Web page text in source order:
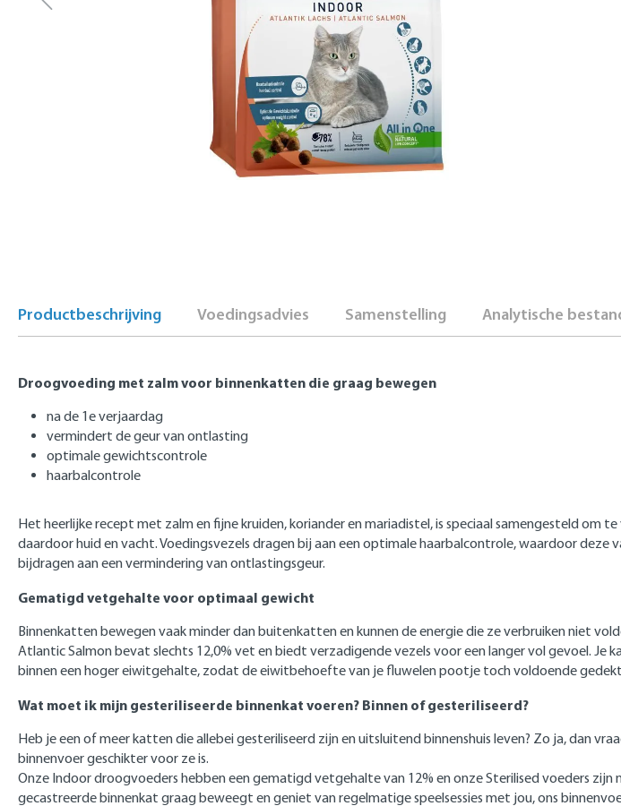
Productbeschrijving Voedingsadvies Samenstelling Analytische
Droogvoeding met zalmvoor binnenkatten die graag bewegen
na de 1e verjaardag
vermindert de geur van ontlasting
optimale gewichtscontrole
haarbalcontrole
Het heerlijke recept met zalm en fijne kruiden, koriander en mariadistel, is speciaal samengesteld
daardoor huid en vacht. Voedingsvezels dragen bij aan een optimale haarbalcontrole, waardoor
bijdragen aan een vermindering van ontlastingsgeur.
Gematigd vetgehalte voor optimaal gewicht
Binnenkatten bewegen vaak minder dan buitenkatten en kunnen de energie die ze verbruiken niet
Atlantic Salmon bevat slechts 12,0% vet en biedt verzadigende vezels voor een langer vol gevoel.
binnen een hoger eiwitgehalte, zodat de eiwitbehoefte van je fluwelen pootje toch voldoende
Wat moet ik mijn gesteriliseerde binnenkat voeren? Binnen of gesteriliseerd?
Heb je een of meer katten die allebei gesteriliseerd zijn en uitsluitend binnenshuis leven? Zo ja, dan
binnenvoer geschikter voor ze is.
Onze Indoor droogvoeders hebben een gematigd vetgehalte van 12% en onze Sterilised voeders
gecastreerde binnenkat graag beweegt en geniet van regelmatige speelsessies met jou, ons